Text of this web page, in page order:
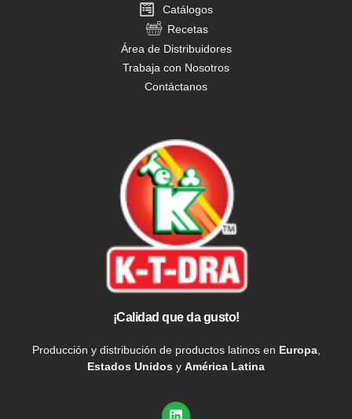
Catálogos
Recetas
Área de Distribuidores
Trabaja con Nosotros
Contáctanos
¡Calidad que da gusto!
Producción y distribución de productos latinos en Europa,
Estados Unidos y América Latina